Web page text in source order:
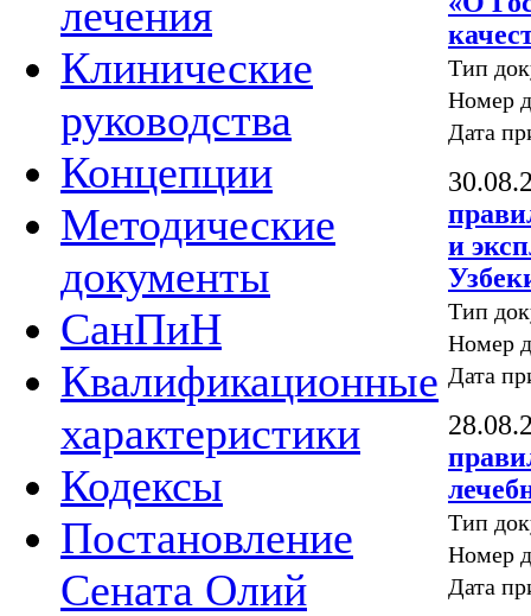
лечения
Клинические
руководства
Концепции
Методические
документы
СанПиН
Квалификационные
характеристики
Кодексы
Постановление
Сената Олий
Тип
Номер
Дата
и
Тип
Номер
Дата
Тип
Номер
Дата